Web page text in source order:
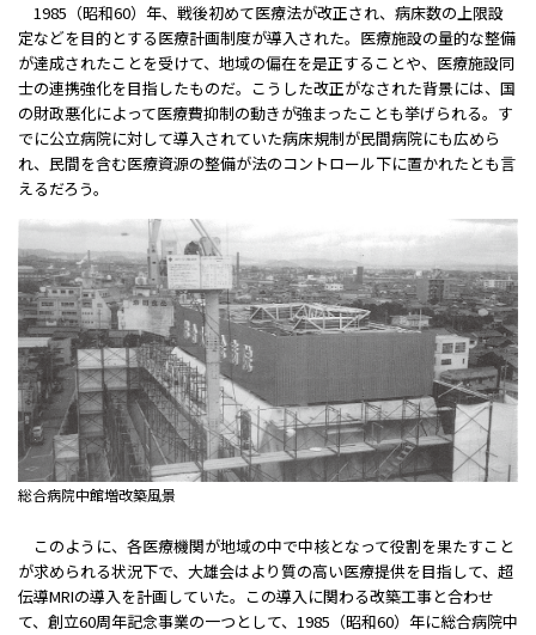
1985（昭和60）年、戦後初めて医療法が改正され、病床数の上限設
定などを目的とする医療計画制度が導入された。医療施設の量的な整備
が達成されたことを受けて、地域の偏在を是正することや、医療施設同
士の連携強化を目指したものだ。こうした改正がなされた背景には、国
の財政悪化によって医療費抑制の動きが強まったことも挙げられる。す
でに公立病院に対して導入されていた病床規制が民間病院にも広めら
れ、民間を含む医療資源の整備が法のコントロール下に置かれたとも言
えるだろう。
総合病院中館増改築風景
このように、各医療機関が地域の中で中核となって役割を果たすこと
が求められる状況下で、大雄会はより質の高い医療提供を目指して、超
伝導MRIの導入を計画していた。この導入に関わる改築工事と合わせ
て、創立60周年記念事業の一つとして、1985（昭和60）年に総合病院中